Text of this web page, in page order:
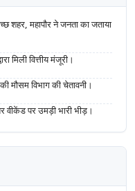
शहर, महापौर ने जनता का जताया
मिली वित्तीय मंजूरी।
मौसम विभाग की चेतावनी।
वीकेंड पर उमड़ी भारी भीड़।